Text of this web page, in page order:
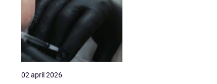
02 april 2026